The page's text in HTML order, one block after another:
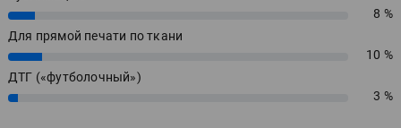
8%
8 %
Для прямой печати по ткани
10%
10 %
ДТГ («футболочный»)
3% 3 %